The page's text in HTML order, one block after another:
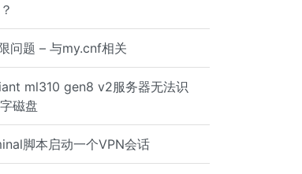
问题 – 与my.cnf相关
ml310 gen8 v2服务器无法识
磁盘
脚本启动一个VPN会话